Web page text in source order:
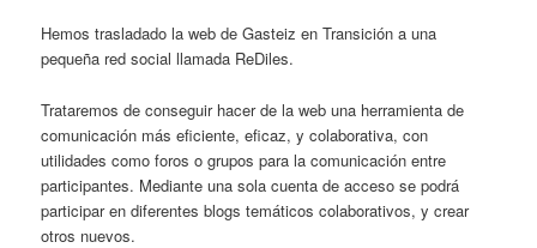
Hemos trasladado la web de Gasteiz en Transición a una
pequeña red social llamada ReDiles.
Trataremos de conseguir hacer de la web una herramienta de
comunicación más eficiente, eficaz, y colaborativa, con
utilidades como foros o grupos para la comunicación entre
participantes. Mediante una sola cuenta de acceso se podrá
participar en diferentes blogs temáticos colaborativos, y crear
otros nuevos.